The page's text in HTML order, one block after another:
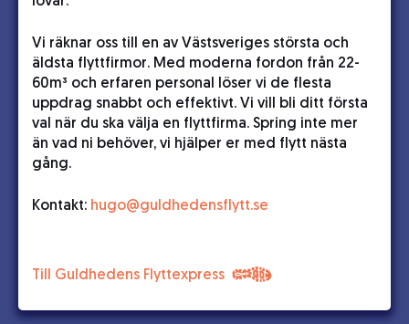
Vi räknar oss till en av Västsveriges största och
äldsta flyttfirmor. Med moderna fordon från 22-
60m³ och erfaren personal löser vi de flesta
uppdrag snabbt och effektivt. Vi vill bli ditt första
val när du ska välja en flyttfirma. Spring inte mer
än vad ni behöver, vi hjälper er med flytt nästa
gång.
Kontakt: hugo@guldhedensflytt.se
Till Guldhedens Flyttexpress